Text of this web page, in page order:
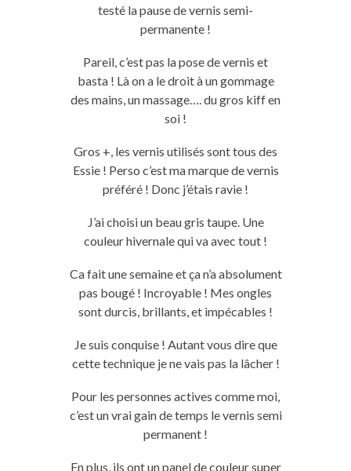
testé la pause de vernis semi-
permanente !
Pareil, c’est pas la pose de vernis et
basta ! Là on a le droit à un gommage
des mains, un massage…. du gros kiff en
soi !
Gros +, les vernis utilisés sont tous des
Essie ! Perso c’est ma marque de vernis
préféré ! Donc j’étais ravie !
J’ai choisi un beau gris taupe. Une
couleur hivernale qui va avec tout !
Ca fait une semaine et ça n’a absolument
pas bougé ! Incroyable ! Mes ongles
sont durcis, brillants, et impécables !
Je suis conquise ! Autant vous dire que
cette technique je ne vais pas la lâcher !
Pour les personnes actives comme moi,
c’est un vrai gain de temps le vernis semi
permanent !
En plus, ils ont un panel de couleur super